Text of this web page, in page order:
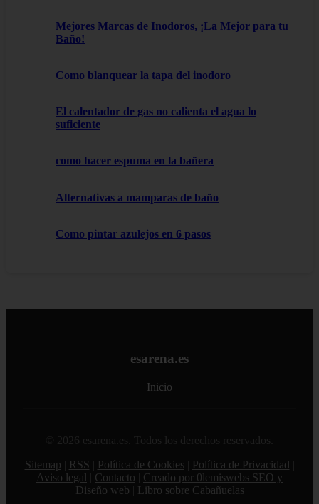
Mejores Marcas de Inodoros, ¡La Mejor para tu
Baño!
Como blanquear la tapa del inodoro
El calentador de gas no calienta el agua lo
suficiente
como hacer espuma en la bañera
Alternativas a mamparas de baño
Como pintar azulejos en 6 pasos
esarena.es
Inicio
© 2026 esarena.es. Todos los derechos reservados.
Sitemap
RSS Política de Cookies Política de Privacidad
Aviso legal
Contacto
Creado por 0lemiswebs SEO y
Diseño web
Libro sobre Cabañuelas